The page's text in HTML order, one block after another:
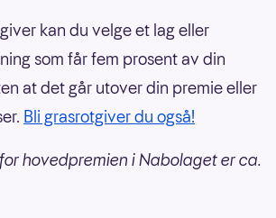
kan du velge et lag eller
som får fem prosent av din
at det går utover din premie eller
Bli grasrotgiver du også!
hovedpremien i Nabolaget er ca.